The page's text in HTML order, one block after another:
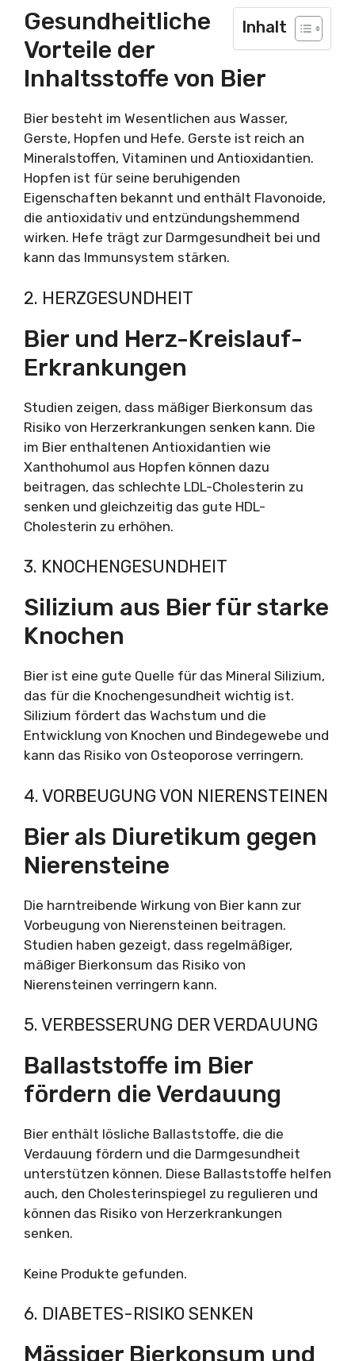
Inhalt
Gesundheitliche
Vorteile der
Inhaltsstoffe von Bier
Bier besteht im Wesentlichen aus Wasser,
Gerste, Hopfen und Hefe. Gerste ist reich an
Mineralstoffen, Vitaminen und Antioxidantien.
Hopfen ist für seine beruhigenden
Eigenschaften bekannt und enthält Flavonoide,
die antioxidativ und entzündungshemmend
wirken. Hefe trägt zur Darmgesundheit bei und
kann das Immunsystem stärken.
2. HERZGESUNDHEIT
Bier und Herz-Kreislauf-
Erkrankungen
Studien zeigen, dass mäßiger Bierkonsum das
Risiko von Herzerkrankungen senken kann. Die
im Bier enthaltenen Antioxidantien wie
Xanthohumol aus Hopfen können dazu
beitragen, das schlechte LDL-Cholesterin zu
senken und gleichzeitig das gute HDL-
Cholesterin zu erhöhen.
3. KNOCHENGESUNDHEIT
Silizium aus Bier für starke
Knochen
Bier ist eine gute Quelle für das Mineral Silizium,
das für die Knochengesundheit wichtig ist.
Silizium fördert das Wachstum und die
Entwicklung von Knochen und Bindegewebe und
kann das Risiko von Osteoporose verringern.
4. VORBEUGUNG VON NIERENSTEINEN
Bier als Diuretikum gegen
Nierensteine
Die harntreibende Wirkung von Bier kann zur
Vorbeugung von Nierensteinen beitragen.
Studien haben gezeigt, dass regelmäßiger,
mäßiger Bierkonsum das Risiko von
Nierensteinen verringern kann.
5. VERBESSERUNG DER VERDAUUNG
Ballaststoffe im Bier
fördern die Verdauung
Bier enthält lösliche Ballaststoffe, die die
Verdauung fördern und die Darmgesundheit
unterstützen können. Diese Ballaststoffe helfen
auch, den Cholesterinspiegel zu regulieren und
können das Risiko von Herzerkrankungen
senken.
Keine Produkte gefunden.
6. DIABETES-RISIKO SENKEN
Mässiger Bierkonsum und